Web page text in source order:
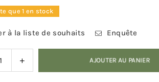
que 1 en stock
à la liste de souhaits Enquête
Augmenter
la
AJOUTER AU PANIER